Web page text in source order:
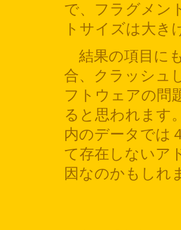
で、フラグメン
トサイズは大き
結果の項目に
合、クラッシュ
フトウェアの問
ると思われます
内のデータでは
て存在しないア
因なのかもしれ